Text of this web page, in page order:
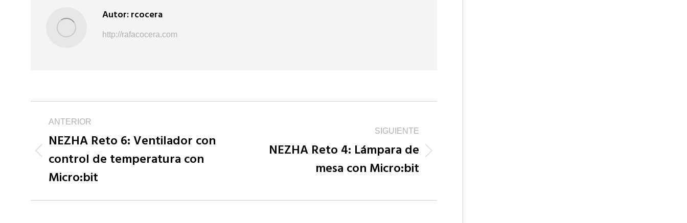
Autor:rcocera
http://rafacocera.com
Navegación
entre
publicaciones
ANTERIOR
Publicación
anterior:
NEZHA Reto 6: Ventilador con
control de temperatura con
Micro:bit
SIGUIENTE
NEZHA Reto 4: Lámpara de
mesa con Micro:bit